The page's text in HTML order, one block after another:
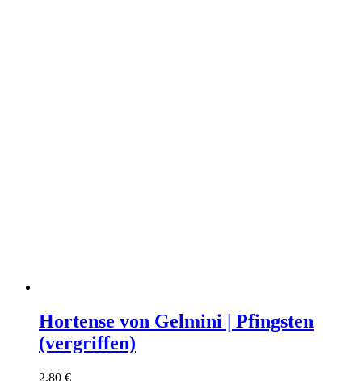
Hortense von Gelmini | Pfingsten
(vergriffen)
2,80 €